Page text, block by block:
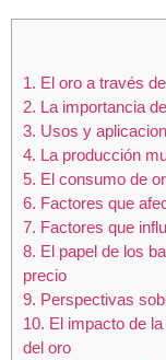
1. El oro a través
2. La importancia
3. Usos y
4. La producción
5. El consumo de
6. Factores que
7. Factores que
8. El papel de los
precio
9. Perspectivas
10. El impacto de
del oro